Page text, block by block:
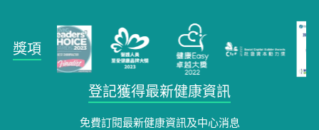
登記獲得最新健康資訊
免費訂閱最新健康資訊及中心消息
獎項